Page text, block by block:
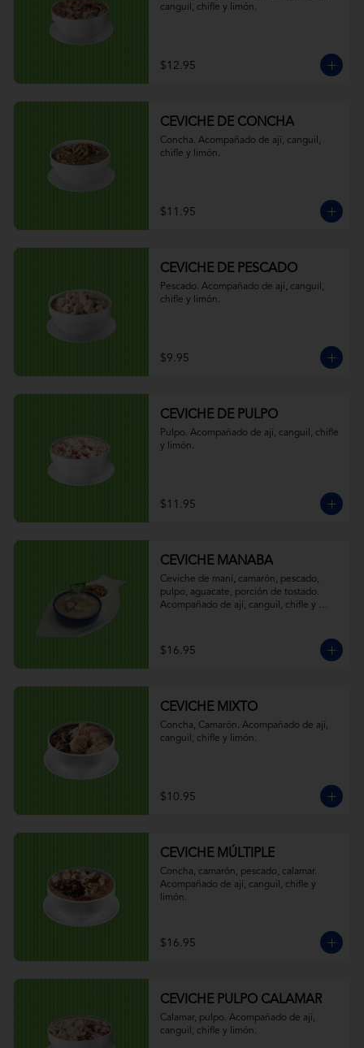
canguil, chifle y limón.
$12.95
CEVICHE DE CONCHA
Concha. Acompañado de ají, canguil,
chifle y limón.
$11.95
CEVICHE DE PESCADO
Pescado. Acompañado de ají, canguil,
chifle y limón.
$9.95
CEVICHE DE PULPO
Pulpo. Acompañado de ají, canguil, chifle
y limón.
$11.95
CEVICHE MANABA
Ceviche de maní, camarón, pescado,
pulpo, aguacate, porción de tostado.
Acompañado de ají, canguil, chifle y
$16.95
CEVICHE MIXTO
Concha, Camarón. Acompañado de ají,
canguil, chifle y limón.
$10.95
CEVICHE MÚLTIPLE
Concha, camarón, pescado, calamar.
Acompañado de ají, canguil, chifle y
limón.
$16.95
CEVICHE PULPO CALAMAR
Calamar, pulpo. Acompañado de ají,
canguil, chifle y limón.